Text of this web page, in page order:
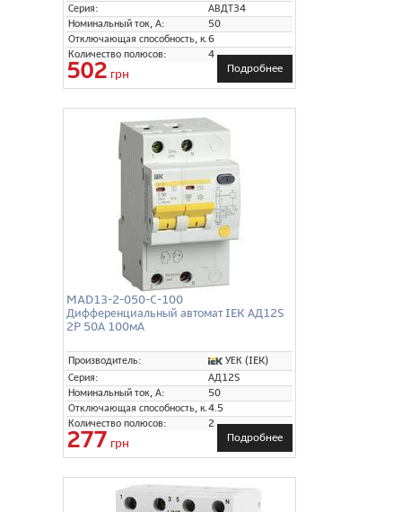
Серия:
АВДТ34
Номинальный ток, А:
50
Отключающая способность, кА:
6
Количество полюсов:
4
502 грн Подробнее
MAD13-2-050-C-100
Дифференциальный автомат IEK АД12S
2P 50А 100мА
Производитель:
УЕК (IEK)
Серия:
АД12S
Номинальный ток, А:
50
Отключающая способность, кА:4.5
Количество полюсов:
2
277 грн Подробнее